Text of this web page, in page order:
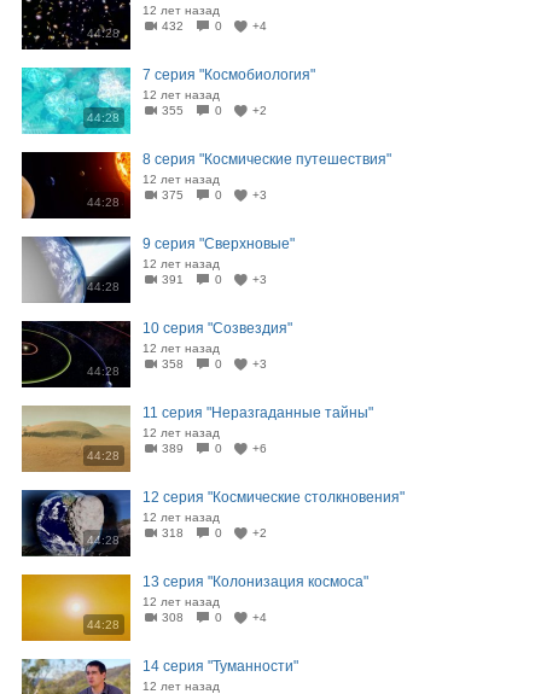
44:28
12 лет назад
432
0 +4
44:28
7 серия "Космобиология"
12 лет назад
355
0 +2
44:28
8 серия "Космические путешествия"
12 лет назад
375
0 +3
44:28
9 серия "Сверхновые"
12 лет назад
391
0 +3
44:28
10 серия "Созвездия"
12 лет назад
358
0 +3
44:28
11 серия "Неразгаданные тайны"
12 лет назад
389
0 +6
44:28
12 серия "Космические столкновения"
12 лет назад
318
0 +2
44:28
13 серия "Колонизация космоса"
12 лет назад
308
0 +4
14 серия "Туманности"
12 лет назад